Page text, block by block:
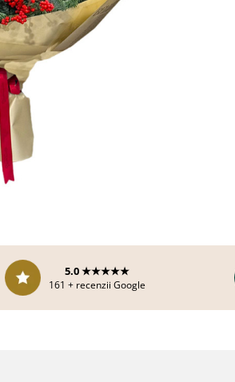
5.0 ★★★★★
161 + recenzii Google